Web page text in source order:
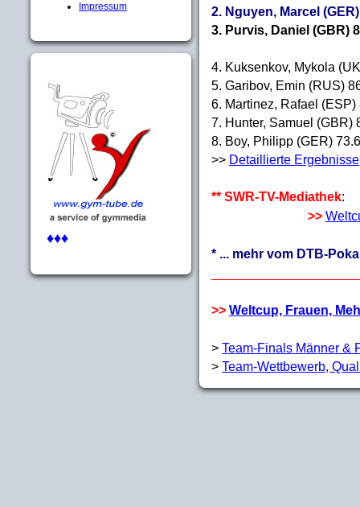
Impressum
♦♦♦
2. Nguyen, Marcel
3. Purvis, Daniel (GBR)
4. Kuksenkov, Mykola
5. Garibov, Emin (RUS)
6. Martinez, Rafael (ESP)
7. Hunter, Samuel (GBR)
8. Boy, Philipp (GER)
>> Detaillierte Ergebnisse
** SWR-TV-Mediathek:
>>
* ... mehr vom DTB-
>> Weltcup, Frauen,
> Team-Finals Männer &
> Team-Wettbewerb,